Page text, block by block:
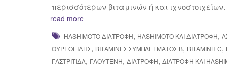
περισσότερων βιταμινών ή και ιχνοστοιχείων.
read more
HASHIMOTO ΔΙΑΤΡΟΦΉ, HASHIMOTO ΚΑΙ ΔΙΑΤΡΟΦΉ,
ΘΥΡΕΟΕΙΔΉΣ, ΒΙΤΑΜΊΝΕΣ ΣΥΜΠΛΈΓΜΑΤΟΣ Β, ΒΙΤΑΜΊΝΗ C,
ΓΑΣΤΡΊΤΙΔΑ, ΓΛΟΥΤΈΝΗ, ΔΙΑΤΡΟΦΉ, ΔΙΑΤΡΟΦΉ ΚΑΙ